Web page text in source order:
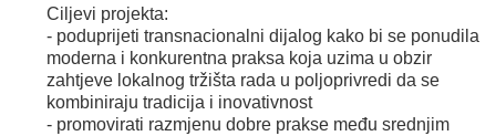
Ciljevi projekta:
- poduprijeti transnacionalni dijalog kako bi se ponudila
moderna i konkurentna praksa koja uzima u obzir
zahtjeve lokalnog tržišta rada u poljoprivredi da se
kombiniraju tradicija i inovativnost
- promovirati razmjenu dobre prakse među srednjim